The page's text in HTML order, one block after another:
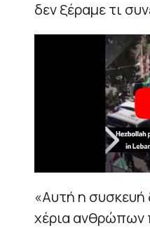
δεν ξέραμε τι
«Αυτή η συσκευή
χέρια ανθρώπων